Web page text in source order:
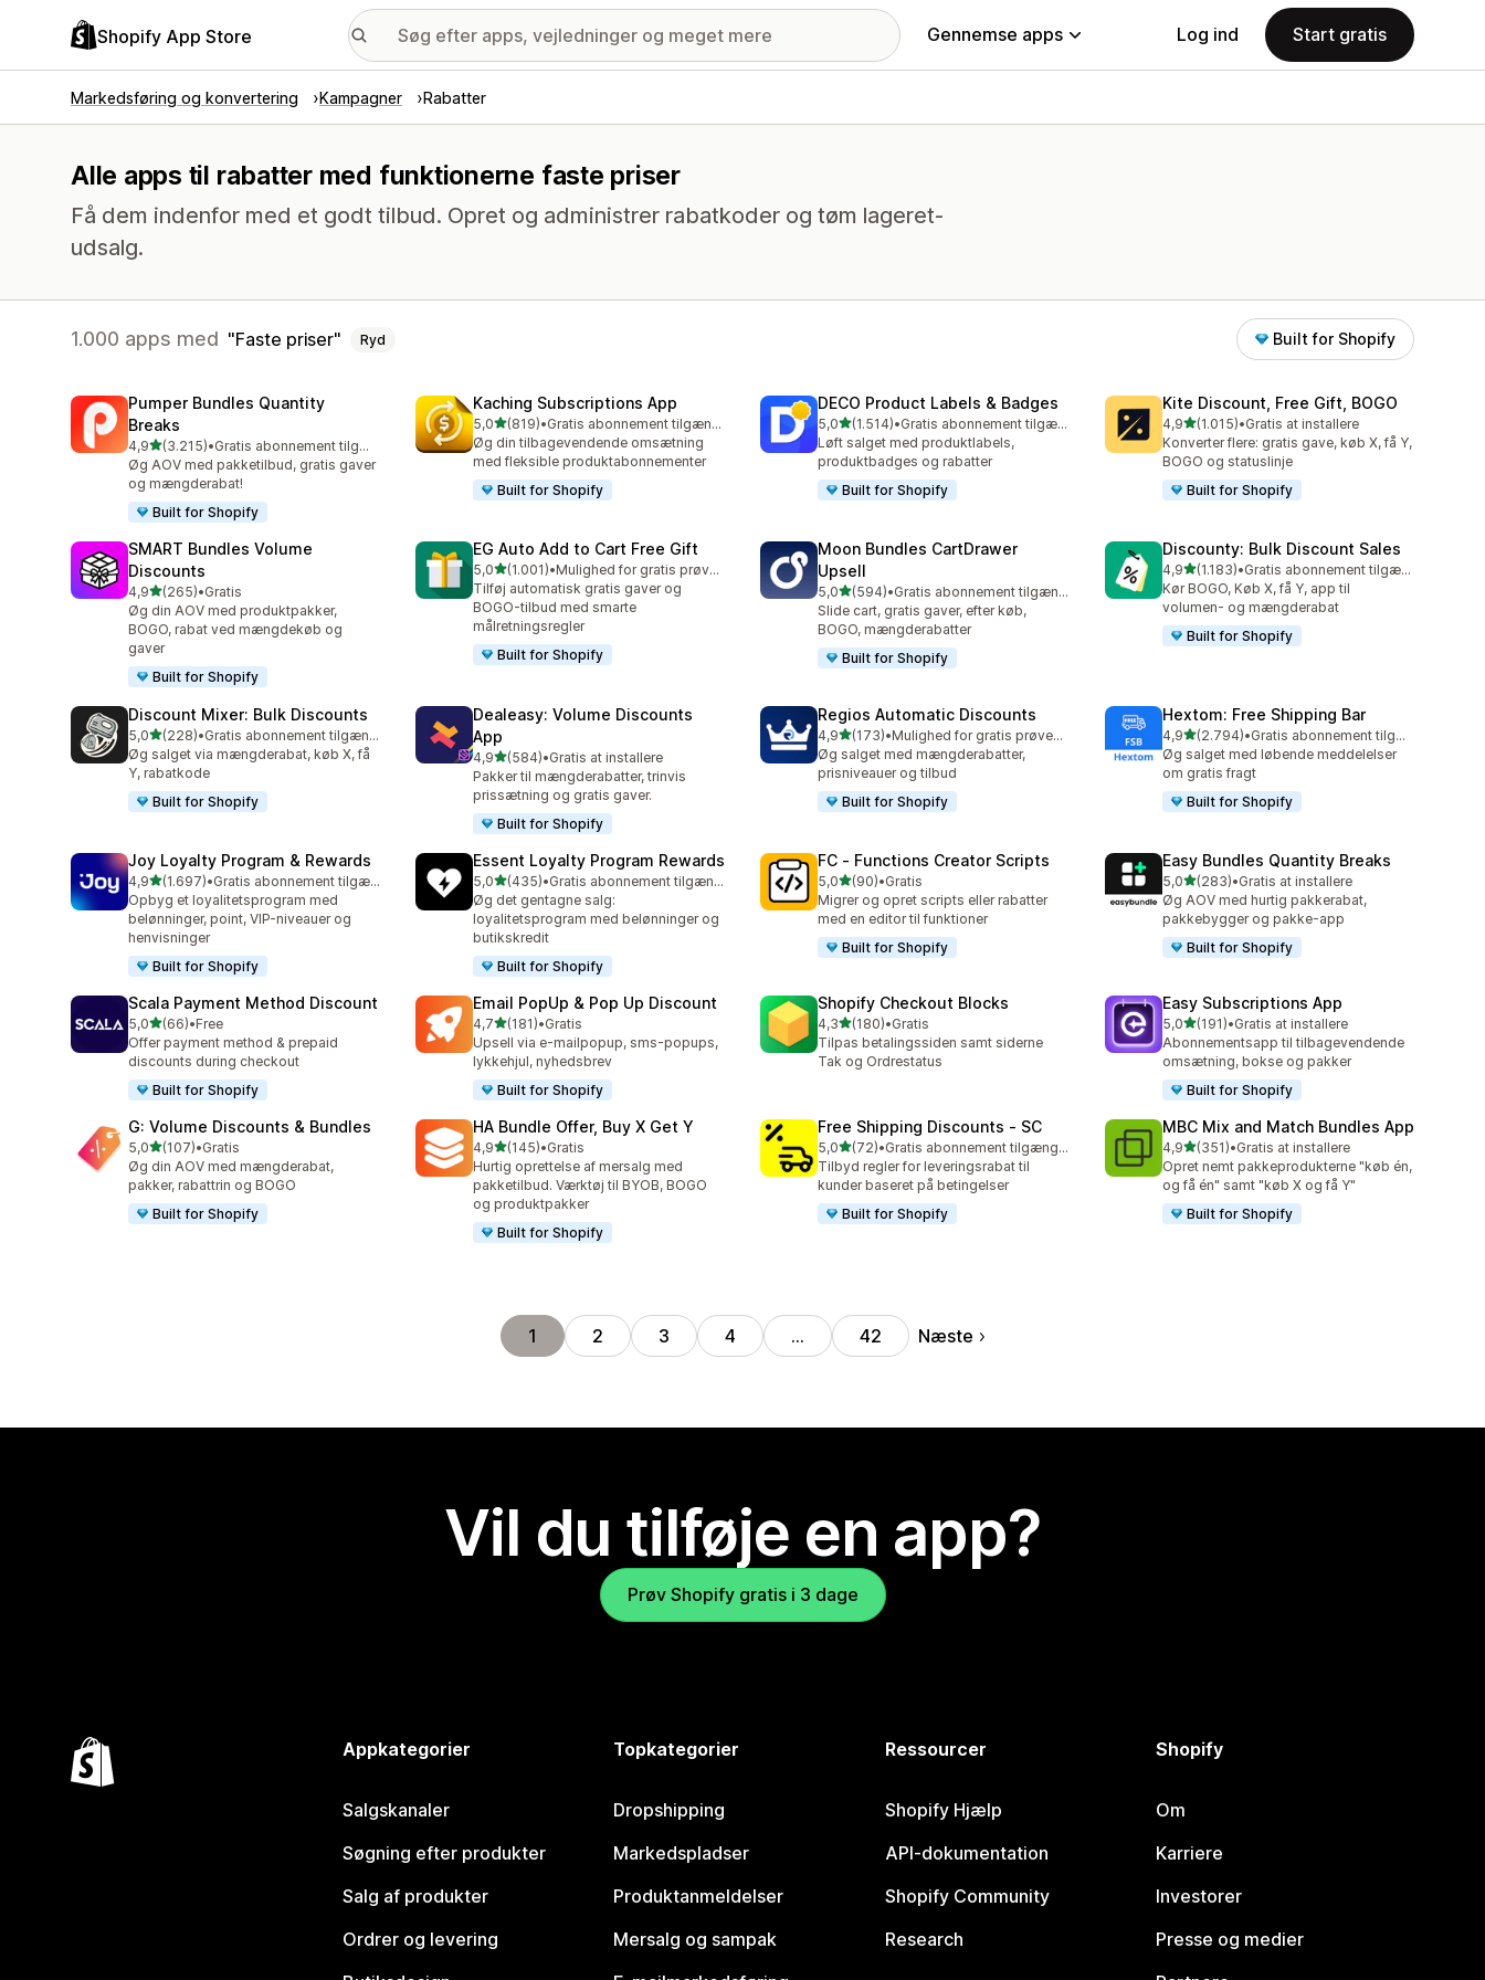
Shopify App Store Gennemse apps Log ind Start gratis
Markedsføring og konvertering Kampagner Rabatter
Alle apps til rabatter med funktionerne faste priser
Få dem indenfor med et godt tilbud. Opret og administrer rabatkoder og tøm lageret-
udsalg.
1.000 apps med Faste priser Ryd Built for Shopify
Pumper Bundles Quantity
Breaks
4,9ud af 5 stjerner
(3.215)
3215 anmeldelser i alt
•
Gratis abonnement tilgængeligt
Øg AOV med pakketilbud, gratis gaver
og mængderabat!
Built for Shopify
Kaching Subscriptions App
5,0ud af 5 stjerner
(819)
819 anmeldelser i alt
•
Gratis abonnement tilgængeligt
Øg din tilbagevendende omsætning
med fleksible produktabonnementer
Built for Shopify
DECO Product Labels & Badges
5,0ud af 5 stjerner
(1.514)
1514 anmeldelser i alt
•
Gratis abonnement tilgængeligt
Løft salget med produktlabels,
produktbadges og rabatter
Built for Shopify
Kite Discount, Free Gift, BOGO
4,9ud af 5 stjerner
(1.015)
1015 anmeldelser i alt
•Gratis at installere
Konverter flere: gratis gave, køb X, få Y,
BOGO og statuslinje
Built for Shopify
SMART Bundles Volume
Discounts
4,9ud af 5 stjerner
(265)
265 anmeldelser i alt
•Gratis
Øg din AOV med produktpakker,
BOGO, rabat ved mængdekøb og
gaver
Built for Shopify
EG Auto Add to Cart Free Gift
5,0ud af 5 stjerner
(1.001)
1001 anmeldelser i alt
•
Mulighed for gratis prøveperiode
Tilføj automatisk gratis gaver og
BOGO-tilbud med smarte
målretningsregler
Built for Shopify
Moon Bundles CartDrawer
Upsell
5,0ud af 5 stjerner
(594)
594 anmeldelser i alt
•
Gratis abonnement tilgængeligt
Slide cart, gratis gaver, efter køb,
BOGO, mængderabatter
Built for Shopify
Discounty: Bulk Discount Sales
4,9ud af 5 stjerner
(1.183)
1183 anmeldelser i alt
•
Gratis abonnement tilgængeligt
Kør BOGO, Køb X, få Y, app til
volumen- og mængderabat
Built for Shopify
Discount Mixer: Bulk Discounts
5,0ud af 5 stjerner
(228)
228 anmeldelser i alt
•
Gratis abonnement tilgængeligt
Øg salget via mængderabat, køb X, få
Y, rabatkode
Built for Shopify
Dealeasy: Volume Discounts
App
4,9ud af 5 stjerner
(584)
584 anmeldelser i alt
•Gratis at installere
Pakker til mængderabatter, trinvis
prissætning og gratis gaver.
Built for Shopify
Regios Automatic Discounts
4,9ud af 5 stjerner
(173)
173 anmeldelser i alt
•
Mulighed for gratis prøveperiode
Øg salget med mængderabatter,
prisniveauer og tilbud
Built for Shopify
Hextom: Free Shipping Bar
4,9ud af 5 stjerner
(2.794)
2794 anmeldelser i alt
•
Gratis abonnement tilgængeligt
Øg salget med løbende meddelelser
om gratis fragt
Built for Shopify
Joy Loyalty Program & Rewards
4,9ud af 5 stjerner
(1.697)
1697 anmeldelser i alt
•
Gratis abonnement tilgængeligt
Opbyg et loyalitetsprogram med
belønninger, point, VIP-niveauer og
henvisninger
Built for Shopify
Essent Loyalty Program Rewards
5,0ud af 5 stjerner
(435)
435 anmeldelser i alt
•
Gratis abonnement tilgængeligt
Øg det gentagne salg:
loyalitetsprogram med belønninger og
butikskredit
Built for Shopify
FC ‑ Functions Creator Scripts
5,0ud af 5 stjerner
(90)
90 anmeldelser i alt
•Gratis
Migrer og opret scripts eller rabatter
med en editor til funktioner
Built for Shopify
Easy Bundles Quantity Breaks
5,0ud af 5 stjerner
(283)
283 anmeldelser i alt
•Gratis at installere
Øg AOV med hurtig pakkerabat,
pakkebygger og pakke-app
Built for Shopify
Scala Payment Method Discount
5,0ud af 5 stjerner
(66)
66 anmeldelser i alt
•Free
Offer payment method & prepaid
discounts during checkout
Built for Shopify
Email PopUp & Pop Up Discount
4,7ud af 5 stjerner
(181)
181 anmeldelser i alt
•Gratis
Upsell via e-mailpopup, sms-popups,
lykkehjul, nyhedsbrev
Built for Shopify
Shopify Checkout Blocks
4,3ud af 5 stjerner
(180)
180 anmeldelser i alt
•Gratis
Tilpas betalingssiden samt siderne
Tak og Ordrestatus
Easy Subscriptions App
5,0ud af 5 stjerner
(191)
191 anmeldelser i alt
•Gratis at installere
Abonnementsapp til tilbagevendende
omsætning, bokse og pakker
Built for Shopify
G: Volume Discounts & Bundles
5,0ud af 5 stjerner
(107)
107 anmeldelser i alt
•Gratis
Øg din AOV med mængderabat,
pakker, rabattrin og BOGO
Built for Shopify
HA Bundle Offer, Buy X Get Y
4,9ud af 5 stjerner
(145)
145 anmeldelser i alt
•Gratis
Hurtig oprettelse af mersalg med
pakketilbud. Værktøj til BYOB, BOGO
og produktpakker
Built for Shopify
Free Shipping Discounts ‑ SC
5,0ud af 5 stjerner
(72)
72 anmeldelser i alt
•
Gratis abonnement tilgængeligt
Tilbyd regler for leveringsrabat til
kunder baseret på betingelser
Built for Shopify
MBC Mix and Match Bundles App
4,9ud af 5 stjerner
(351)
351 anmeldelser i alt
•Gratis at installere
Opret nemt pakkeprodukterne "køb én,
og få én" samt "køb X og få Y"
Built for Shopify
1 2 3 4 … 42 Næste
Vil du tilføje en app?
Prøv Shopify gratis i 3 dage
Appkategorier
Salgskanaler
Søgning efter produkter
Salg af produkter
Ordrer og levering
Topkategorier
Dropshipping
Markedspladser
Produktanmeldelser
Mersalg og sampak
Ressourcer
Shopify Hjælp
API-dokumentation
Shopify Community
Research
Shopify
Om
Karriere
Investorer
Presse og medier